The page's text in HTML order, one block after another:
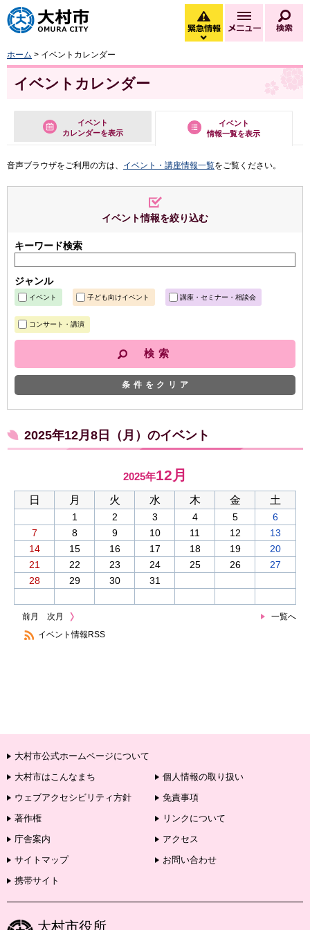
大村市
緊急情報
緊急情報を開く
メニュー
ホーム > イベントカレンダー
イベントカレンダー
イベント
カレンダーを表示
イベント
情報一覧を表示
音声ブラウザをご利用の方は、 イベント・講座情報一覧をご覧ください。
イベント情報を絞り込む
キーワード検索
ジャンル
イベント 子ども向けイベント 講座・セミナー・相談会
コンサート・講演
条件をクリア
2025年12月8日（月）のイベント
2025年12月
日 月 火 水 木 金 土
1 2 3 4 5
6
7
8 9 10 11 12
13
14
15 16 17 18 19
20
21
22 23 24 25 26
27
28
29 30 31
前月 一覧へ
次月
イベント情報RSS
大村市公式ホームページについて
大村市はこんなまち
個人情報の取り扱い
ウェブアクセシビリティ方針
免責事項
著作権
リンクについて
庁舎案内
アクセス
サイトマップ
お問い合わせ
携帯サイト
大村市役所